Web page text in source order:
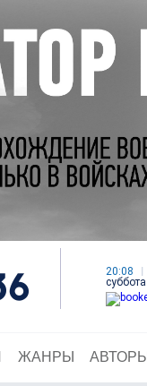
20:08
суббота
ЖАНРЫ АВТОРЫ